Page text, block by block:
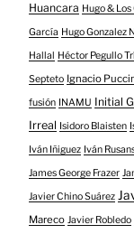
Huancara Hugo &
García Hugo Gonzalez
Hallal
Héctor Pegullo
Septeto Ignacio
fusión INAMU Initial
Irreal Isidoro Blaisten
Iván Iñiguez Iván
James George Frazer
Javier Chino Suárez
Mareco Javier Robledo